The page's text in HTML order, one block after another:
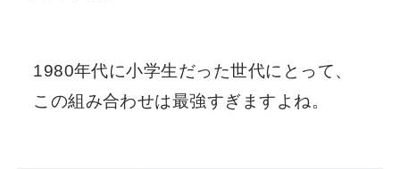
1980年代に小学生だった世代にとって、
この組み合わせは最強すぎますよね。